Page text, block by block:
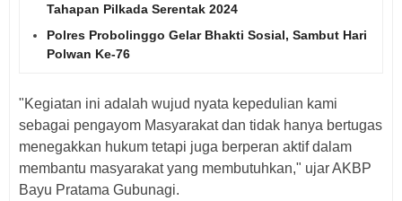
Tahapan Pilkada Serentak 2024
Polres Probolinggo Gelar Bhakti Sosial, Sambut Hari
Polwan Ke-76
"Kegiatan ini adalah wujud nyata kepedulian kami
sebagai pengayom Masyarakat dan tidak hanya bertugas
menegakkan hukum tetapi juga berperan aktif dalam
membantu masyarakat yang membutuhkan," ujar AKBP
Bayu Pratama Gubunagi.